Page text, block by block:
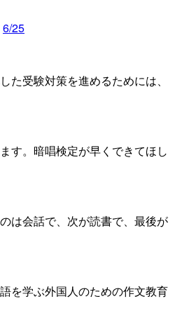
6/25
た受験対策を進めるためには、
す。暗唱検定が早くできてほし
は会話で、次が読書で、最後が
を学ぶ外国人のための作文教育